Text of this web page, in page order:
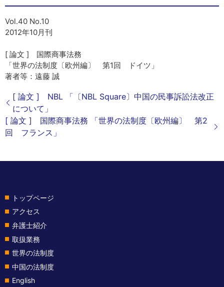
Vol.40 No.10
2012年10月刊
[ 論文 ] 国際商事法務
「世界の法制度〔欧州編〕 第1回 ドイツ」
著者等：遠藤 誠
[ 論文 ] NBL 「〔NBL Square〕中国の民事訴訟法改正
について」
[ 論文 ] 国際商事法務 「世界の法制度〔欧州編〕 第2
回 フランス」
トップページ
アクセス
弁護士紹介
取扱業務
世界の法制度
中国の法制度
English